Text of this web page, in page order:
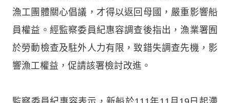
漁工團體關心倡議，才得以返回母國，嚴重影響船
員權益。經監察委員紀惠容調查後指出，漁業署囿
於勞動檢查及駐外人力有限，致錯失調查先機，影
響漁工權益，促請該署檢討改進。